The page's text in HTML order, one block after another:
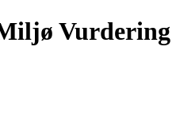
Vurdering